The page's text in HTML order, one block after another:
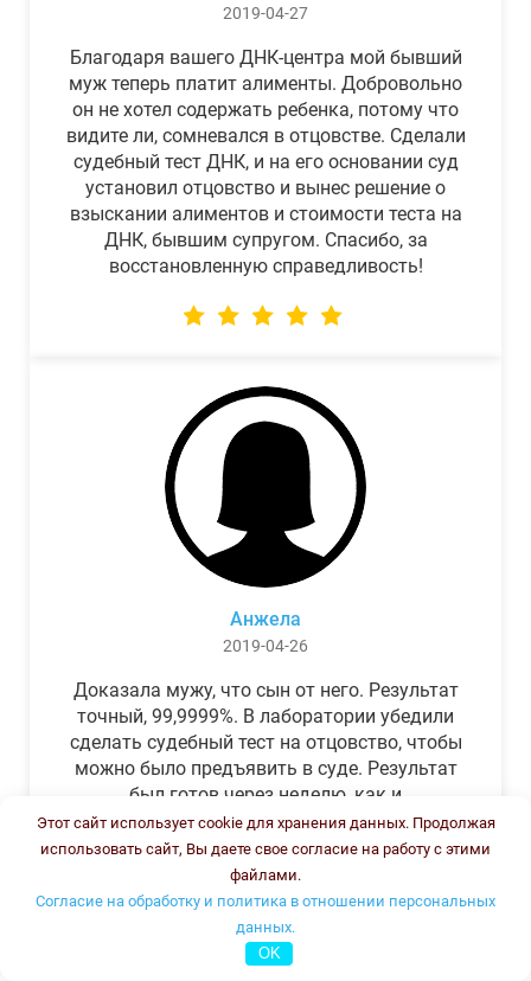
2019-04-27
Благодаря вашего ДНК-центра мой бывший
муж теперь платит алименты. Добровольно
он не хотел содержать ребенка, потому что
видите ли, сомневался в отцовстве. Сделали
судебный тест ДНК, и на его основании суд
установил отцовство и вынес решение о
взыскании алиментов и стоимости теста на
ДНК, бывшим супругом. Спасибо, за
восстановленную справедливость!
Анжела
2019-04-26
Доказала мужу, что сын от него. Результат
точный, 99,9999%. В лаборатории убедили
сделать судебный тест на отцовство, чтобы
можно было предъявить в суде. Результат
был готов через неделю, как и
обещали.Теперь муж бегает и извиняется.
Этот сайт использует cookie для хранения данных. Продолжая
использовать сайт, Вы даете свое согласие на работу с этими
файлами.
Согласие на обработку и политика в отношении персональных
данных.
OK